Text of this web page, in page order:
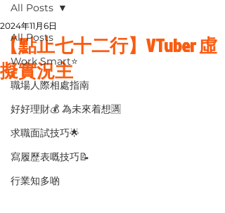
All Posts
Work Smart⭐️
職場人際相處指南
好好理財💰 為未來着想🈵
求職面試技巧🌟
寫履歷表嘅技巧📝
行業知多啲
All Posts
【點止七十二行】VTuber 虛
擬實況主
2024年11月6日